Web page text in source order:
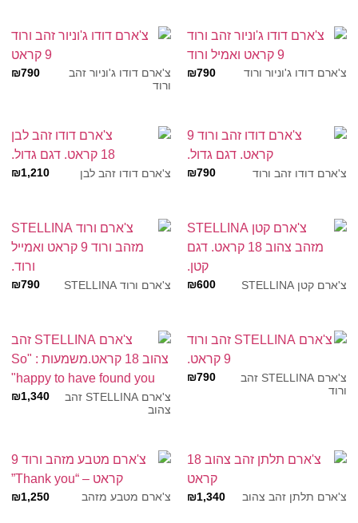
צ'ארם דודו ג'וניור ורוד ₪790
צ'ארם דודו ג'וניור זהב
ורוד
₪790
צ'ארם דודו זהב ורוד ₪790 צ'ארם דודו זהב לבן ₪1,210
צ'ארם קטן STELLINA ₪600 צ'ארם ורוד STELLINA ₪790
צ'ארם STELLINA זהב
ורוד
₪790
צ'ארם STELLINA זהב
צהוב
₪1,340
צ'ארם תלתן זהב צהוב ₪1,340 צ'ארם מטבע מזהב ₪1,250